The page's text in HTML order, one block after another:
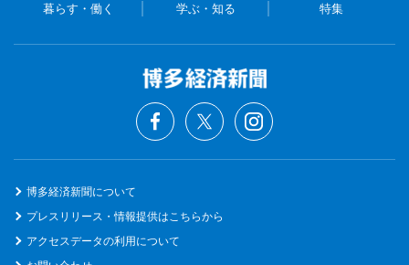
暮らす・働く 学ぶ・知る 特集
博多経済新聞について
プレスリリース・情報提供はこちらから
アクセスデータの利用について